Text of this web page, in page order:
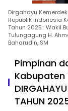
Dirgahayu
Republik Indonesia
Tahun 2025 : Wakil
Tulungagung H.
Baharudin, SM
Pimpinan
Kabupaten
TAHUN